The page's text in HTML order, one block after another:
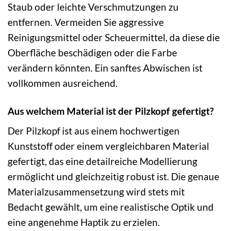
Staub oder leichte Verschmutzungen zu
entfernen. Vermeiden Sie aggressive
Reinigungsmittel oder Scheuermittel, da diese die
Oberfläche beschädigen oder die Farbe
verändern könnten. Ein sanftes Abwischen ist
vollkommen ausreichend.
Aus welchem Material ist der Pilzkopf gefertigt?
Der Pilzkopf ist aus einem hochwertigen
Kunststoff oder einem vergleichbaren Material
gefertigt, das eine detailreiche Modellierung
ermöglicht und gleichzeitig robust ist. Die genaue
Materialzusammensetzung wird stets mit
Bedacht gewählt, um eine realistische Optik und
eine angenehme Haptik zu erzielen.